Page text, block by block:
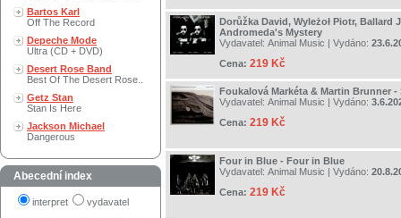
Bartos Karl
Off The Record
Depeche Mode
Ultra (CD + DVD)
Desert Rose Band
Best Of The Desert Rose..
Getz Stan
Stan Is Here
Jackson Michael
Dangerous
Abecední index
interpret vydavatel
Dorůžka David, Wyleżoł Piotr, Ballard
Andromeda's Mystery
Vydavatel: Animal Music | Vydáno:
Cena: 219 Kč
Foukalová Markéta & Martin Brunner
Vydavatel: Animal Music | Vydáno:
Cena: 219 Kč
Four in Blue - Four in Blue
Vydavatel: Animal Music | Vydáno:
Cena: 219 Kč